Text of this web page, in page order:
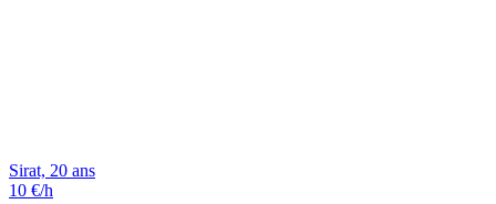
Sirat, 20 ans
10 €/h